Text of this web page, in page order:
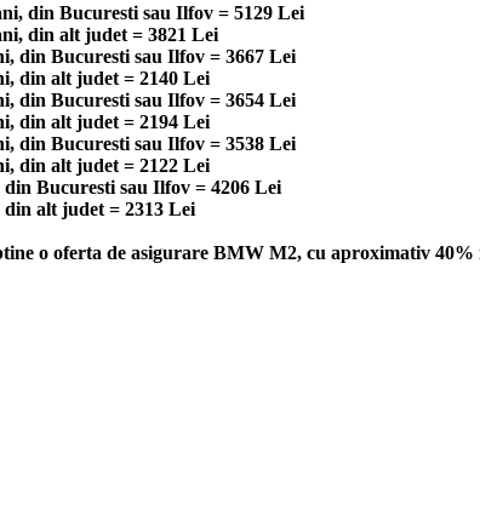
din Bucuresti sau Ilfov = 5129 Lei
din alt judet = 3821 Lei
din Bucuresti sau Ilfov = 3667 Lei
din alt judet = 2140 Lei
din Bucuresti sau Ilfov = 3654 Lei
din alt judet = 2194 Lei
din Bucuresti sau Ilfov = 3538 Lei
din alt judet = 2122 Lei
Bucuresti sau Ilfov = 4206 Lei
alt judet = 2313 Lei
o oferta de asigurare BMW M2, cu aproximativ